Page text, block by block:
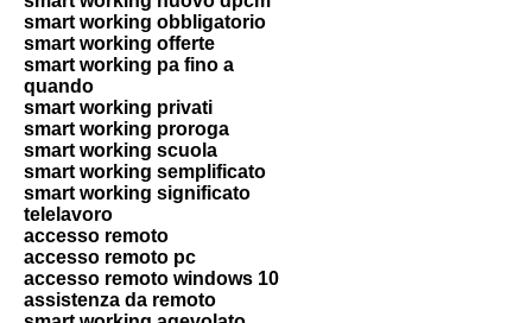
smart working obbligatorio
smart working offerte
smart working pa fino a
quando
smart working privati
smart working proroga
smart working scuola
smart working semplificato
smart working significato
telelavoro
accesso remoto
accesso remoto pc
accesso remoto windows 10
assistenza da remoto